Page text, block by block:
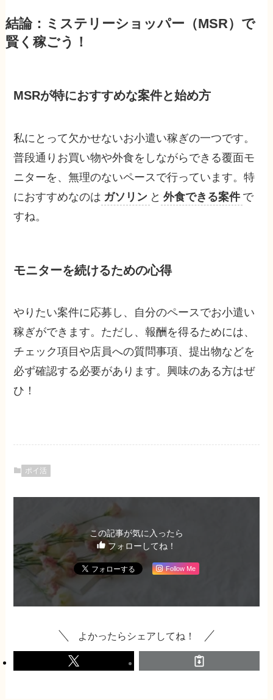
結論：ミステリーショッパー（MSR）で
賢く稼ごう！
MSRが特におすすめな案件と始め方
私にとって欠かせないお小遣い稼ぎの一つです。
普段通りお買い物や外食をしながらできる覆面モ
ニターを、無理のないペースで行っています。特
におすすめなのは ガソリン と 外食できる案件 で
すね。
モニターを続けるための心得
やりたい案件に応募し、自分のペースでお小遣い
稼ぎができます。ただし、報酬を得るためには、
チェック項目や店員への質問事項、提出物などを
必ず確認する必要があります。興味のある方はぜ
ひ！
ポイ活
この記事が気に入ったら
フォローしてね！
Follow Me
よかったらシェアしてね！